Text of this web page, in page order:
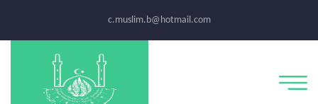
c.muslim.b@hotmail.com